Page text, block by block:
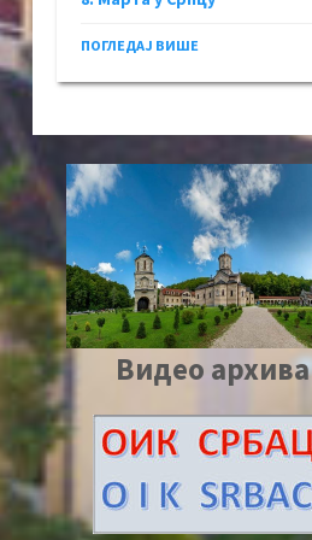
ПОГЛЕДАЈ ВИШЕ
Видео архива